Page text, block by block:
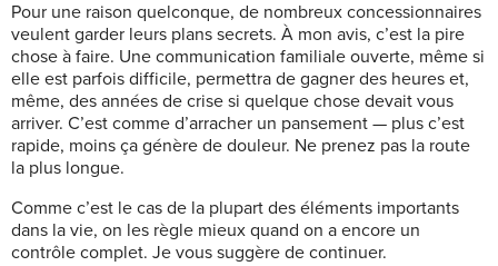
Pour une raison quelconque, de nombreux concessionnaires
veulent garder leurs plans secrets. À mon avis, c’est la pire
chose à faire. Une communication familiale ouverte, même si
elle est parfois difficile, permettra de gagner des heures et,
même, des années de crise si quelque chose devait vous
arriver. C’est comme d’arracher un pansement — plus c’est
rapide, moins ça génère de douleur. Ne prenez pas la route
la plus longue.
Comme c’est le cas de la plupart des éléments importants
dans la vie, on les règle mieux quand on a encore un
contrôle complet. Je vous suggère de continuer.